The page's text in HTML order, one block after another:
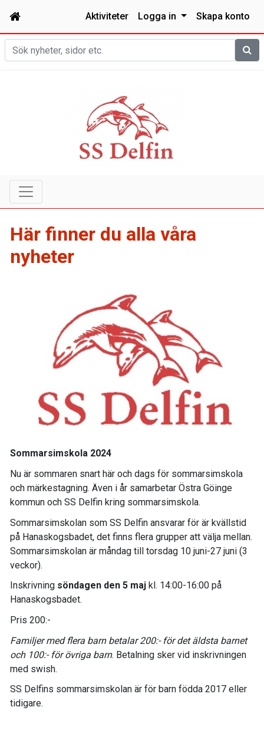
Aktiviteter Logga in Skapa konto
Sök
Här finner du alla våra
nyheter
Sommarsimskola 2024
Nu är sommaren snart här och dags för sommarsimskola
och märkestagning. Även i år samarbetar Östra Göinge
kommun och SS Delfin kring sommarsimskola.
Sommarsimskolan som SS Delfin ansvarar för är kvällstid
på Hanaskogsbadet, det finns flera grupper att välja mellan.
Sommarsimskolan är måndag till torsdag 10 juni-27 juni (3
veckor).
Inskrivning söndagen den 5 maj kl. 14:00-16:00 på
Hanaskogsbadet.
Pris 200:-
Familjer med flera barn betalar 200:- för det äldsta barnet
och 100:- för övriga barn. Betalning sker vid inskrivningen
med swish.
SS Delfins sommarsimskolan är för barn födda 2017 eller
tidigare.